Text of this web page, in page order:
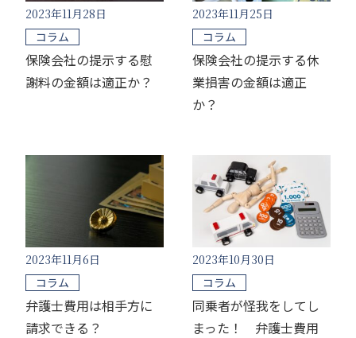
2023年11月28日
コラム
保険会社の提示する慰
謝料の金額は適正か？
2023年11月25日
コラム
保険会社の提示する休
業損害の金額は適正
か？
2023年11月6日
コラム
弁護士費用は相手方に
請求できる？
2023年10月30日
コラム
同乗者が怪我をしてし
まった！ 弁護士費用